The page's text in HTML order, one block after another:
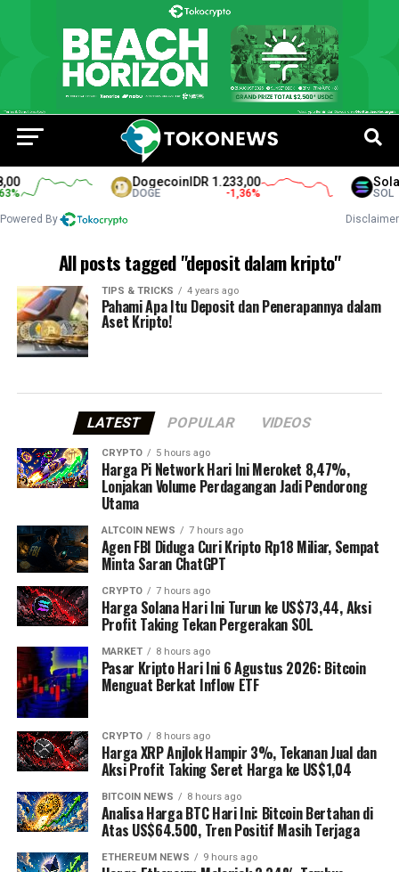
%
DogecoinIDR 1.233,00
DOGE -1,36% SOL
Powered By Disclaimer
All posts tagged "deposit dalam kripto"
TIPS & TRICKS 4 years ago
Pahami Apa Itu Deposit dan Penerapannya dalam
Aset Kripto!
LATEST POPULAR VIDEOS
CRYPTO 5 hours ago
Harga Pi Network Hari Ini Meroket 8,47%,
Lonjakan Volume Perdagangan Jadi Pendorong
Utama
ALTCOIN NEWS 7 hours ago
Agen FBI Diduga Curi Kripto Rp18 Miliar, Sempat
Minta Saran ChatGPT
CRYPTO 7 hours ago
Harga Solana Hari Ini Turun ke US$73,44, Aksi
Profit Taking Tekan Pergerakan SOL
MARKET 8 hours ago
Pasar Kripto Hari Ini 6 Agustus 2026: Bitcoin
Menguat Berkat Inflow ETF
CRYPTO 8 hours ago
Harga XRP Anjlok Hampir 3%, Tekanan Jual dan
Aksi Profit Taking Seret Harga ke US$1,04
BITCOIN NEWS 8 hours ago
Analisa Harga BTC Hari Ini: Bitcoin Bertahan di
Atas US$64.500, Tren Positif Masih Terjaga
ETHEREUM NEWS 9 hours ago